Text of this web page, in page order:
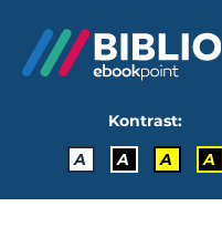
Kontrast:
A
A A A